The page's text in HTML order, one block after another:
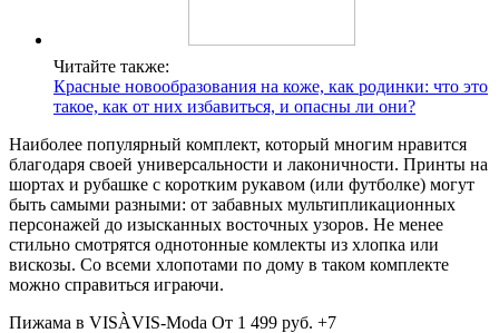
Читайте также:
Красные новообразования на коже, как родинки: что это
такое, как от них избавиться, и опасны ли они?
Наиболее популярный комплект, который многим нравится
благодаря своей универсальности и лаконичности. Принты на
шортах и рубашке с коротким рукавом (или футболке) могут
быть самыми разными: от забавных мультипликационных
персонажей до изысканных восточных узоров. Не менее
стильно смотрятся однотонные комлекты из хлопка или
вискозы. Со всеми хлопотами по дому в таком комплекте
можно справиться играючи.
Пижама в VISÀVIS-Moda От 1 499 руб. +7​